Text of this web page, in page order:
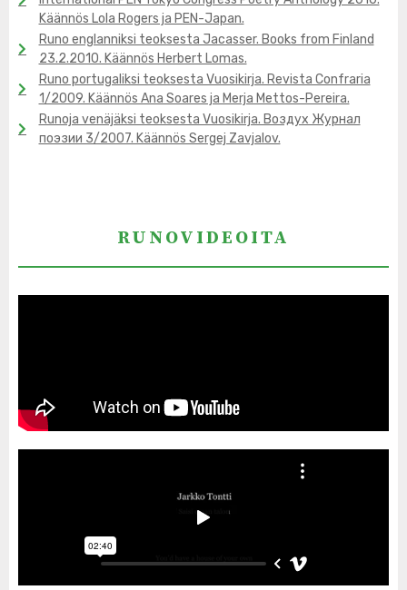
Käännös Lola Rogers ja PEN-Japan.
Runo englanniksi teoksesta Jacasser. Books from Finland
23.2.2010. Käännös Herbert Lomas.
Runo portugaliksi teoksesta Vuosikirja. Revista Confraria
1/2009. Käännös Ana Soares ja Merja Mettos-Pereira.
Runoja venäjäksi teoksesta Vuosikirja. Воздух Журнал
поэзии 3/2007. Käännös Sergej Zavjalov.
RUNOVIDEOITA